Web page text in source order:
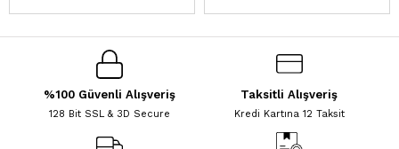
%100 Güvenli Alışveriş
128 Bit SSL & 3D Secure
Taksitli Alışveriş
Kredi Kartına 12 Taksit